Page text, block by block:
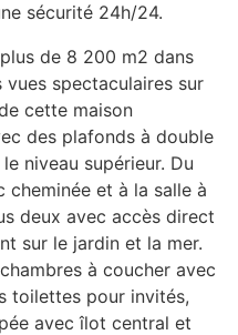
sécurité 24h/24.
de 8 200 m2 dans
spectaculaires sur
cette maison
des plafonds à double
niveau supérieur. Du
cheminée et à la salle à
deux avec accès direct
sur le jardin et la mer.
à coucher avec
toilettes pour invités,
avec îlot central et